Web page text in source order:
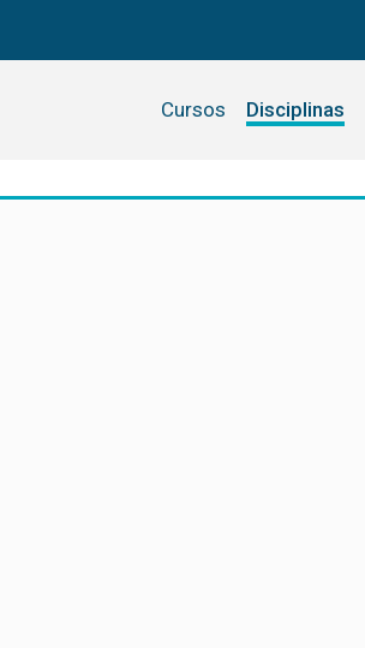
Cursos Disciplinas